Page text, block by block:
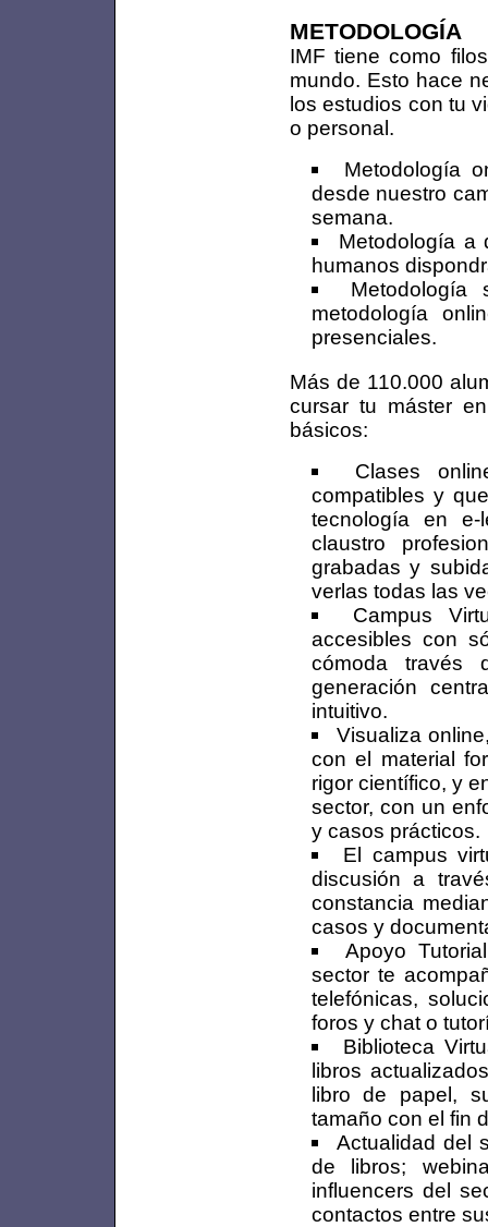
METODOLOGÍA
IMF tiene como
mundo. Esto hace
los estudios con tu
o personal.
Metodología
desde nuestro
semana.
Metodología a
humanos
Metodología
metodología
presenciales.
Más de 110.000
cursar tu máster
básicos:
Clases
compatibles y
tecnología en
claustro
grabadas y
verlas todas las
Campus
accesibles con
cómoda través
generación
intuitivo.
Visualiza
con el material
rigor científico, y
sector, con un
y casos prácticos.
El campus
discusión a
constancia
casos y
Apoyo
sector te
telefónicas,
foros y chat o
Biblioteca
libros
libro de papel,
tamaño con el fin
Actualidad del
de libros;
influencers del
contactos entre